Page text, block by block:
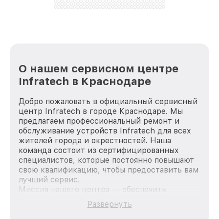
О нашем сервисном центре
Infratech в Краснодаре
Добро пожаловать в официальный сервисный
центр Infratech в городе Краснодаре. Мы
предлагаем профессиональный ремонт и
обслуживание устройств Infratech для всех
жителей города и окрестностей. Наша
команда состоит из сертифицированных
специалистов, которые постоянно повышают
свою квалификацию, чтобы предоставить вам
лучший сервис.
Миссия нашего центра — обеспечить
качественный и доступный ремонт для
каждого пользователя продукции Infratech,
Развернуть